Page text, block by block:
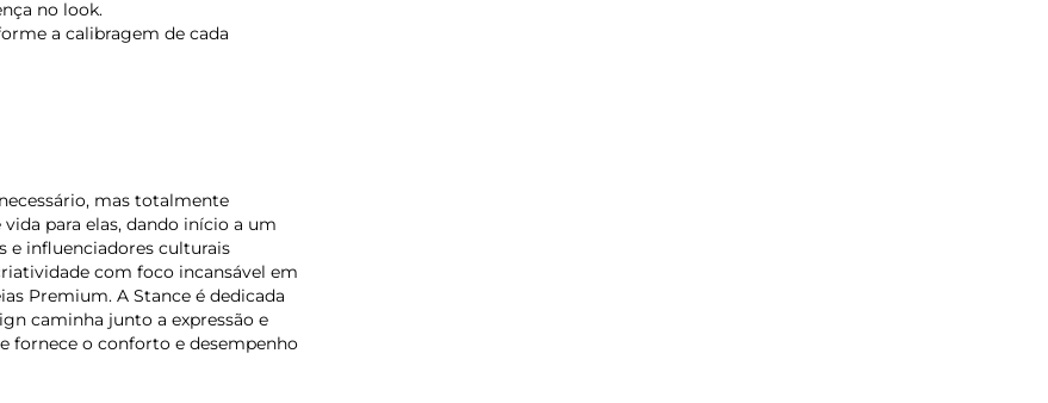
no look.
a calibragem de cada
mas totalmente
para elas, dando início a um
e influenciadores culturais
com foco incansável em
Premium. A Stance é dedicada
caminha junto a expressão e
fornece o conforto e desempenho